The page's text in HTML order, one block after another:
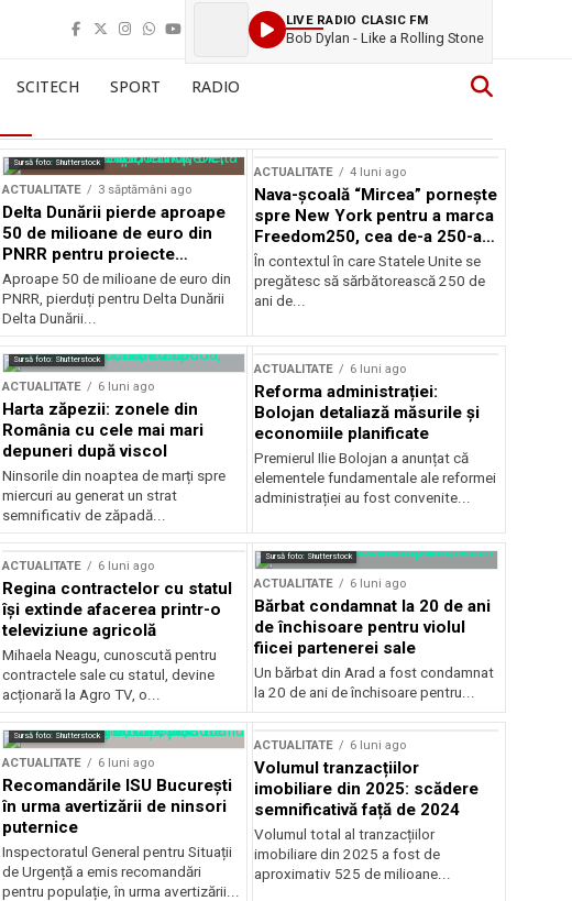
LIVE RADIO CLASIC FM
Bob Dylan - Like a Rolling Stone
SCITECH SPORT RADIO
Sursă foto: Shutterstock
ACTUALITATE 3 săptămâni ago
Delta Dunării pierde aproape
50 de milioane de euro din
PNRR pentru proiecte
esențiale
Aproape 50 de milioane de euro din
PNRR, pierduți pentru Delta Dunării
Delta Dunării...
ACTUALITATE 4 luni ago
Nava-școală “Mircea” pornește
spre New York pentru a marca
Freedom250, cea de-a 250-a
aniversare a Statelor Unite
În contextul în care Statele Unite se
pregătesc să sărbătorească 250 de
ani de...
Sursă foto: Shutterstock
ACTUALITATE 6 luni ago
Harta zăpezii: zonele din
România cu cele mai mari
depuneri după viscol
Ninsorile din noaptea de marți spre
miercuri au generat un strat
semnificativ de zăpadă...
ACTUALITATE 6 luni ago
Reforma administrației:
Bolojan detaliază măsurile și
economiile planificate
Premierul Ilie Bolojan a anunțat că
elementele fundamentale ale reformei
administrației au fost convenite...
ACTUALITATE 6 luni ago
Regina contractelor cu statul
își extinde afacerea printr-o
televiziune agricolă
Mihaela Neagu, cunoscută pentru
contractele sale cu statul, devine
acționară la Agro TV, o...
Sursă foto: Shutterstock
ACTUALITATE 6 luni ago
Bărbat condamnat la 20 de ani
de închisoare pentru violul
fiicei partenerei sale
Un bărbat din Arad a fost condamnat
la 20 de ani de închisoare pentru...
Sursă foto: Shutterstock
ACTUALITATE 6 luni ago
Recomandările ISU București
în urma avertizării de ninsori
puternice
Inspectoratul General pentru Situații
de Urgență a emis recomandări
pentru populație, în urma avertizării...
ACTUALITATE 6 luni ago
Volumul tranzacțiilor
imobiliare din 2025: scădere
semnificativă față de 2024
Volumul total al tranzacțiilor
imobiliare din 2025 a fost de
aproximativ 525 de milioane...